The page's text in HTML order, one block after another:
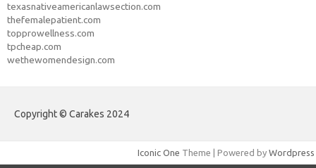
texasnativeamericanlawsection.com
thefemalepatient.com
topprowellness.com
tpcheap.com
wethewomendesign.com
Copyright © Carakes 2024
Iconic One Theme | Powered by Wordpress